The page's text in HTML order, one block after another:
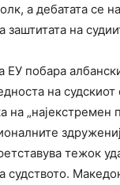
а дебатата се
на
ЕУ побара
на
на „најекстремен
тежок
судството.